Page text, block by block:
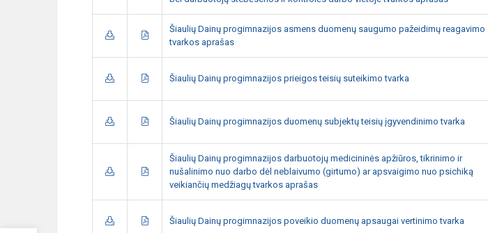
Šiaulių Dainų progimnazijos asmens duomenų saugumo pažeidimų reagavimo
tvarkos aprašas
Šiaulių Dainų progimnazijos prieigos teisių suteikimo tvarka
Šiaulių Dainų progimnazijos duomenų subjektų teisių įgyvendinimo tvarka
Šiaulių Dainų progimnazijos darbuotojų medicininės apžiūros, tikrinimo ir
nušalinimo nuo darbo dėl neblaivumo (girtumo) ar apsvaigimo nuo psichiką
veikiančių medžiagų tvarkos aprašas
Šiaulių Dainų progimnazijos poveikio duomenų apsaugai vertinimo tvarka